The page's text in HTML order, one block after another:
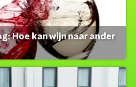
Hoe kan wijn naar ander